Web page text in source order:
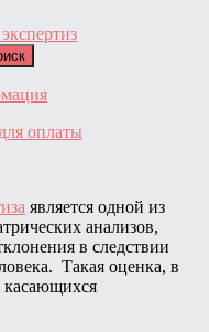
оплаты
является одной из
анализов,
в следствии
Такая оценка, в
касающихся